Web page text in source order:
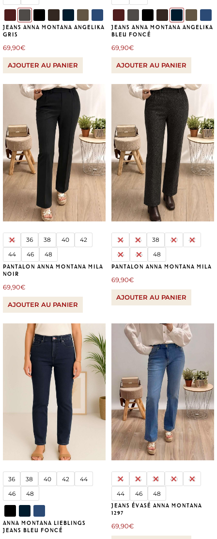
JEANS ANNA MONTANA ANGELIKA
GRIS
69,90€
AJOUTER AU PANIER
JEANS ANNA MONTANA ANGELIKA
BLEU FONCÉ
69,90€
AJOUTER AU PANIER
34 36 38 40
42
44
46 48
PANTALON ANNA MONTANA MILA
NOIR
69,90€
AJOUTER AU PANIER
34 36 38 40
42
44
46 48
PANTALON ANNA MONTANA MILA
69,90€
AJOUTER AU PANIER
36 38 40 42
44
46
48
ANNA MONTANA LIEBLINGS
JEANS BLEU FONCÉ
34 36 38 40
42
44
46 48
JEANS ÉVASÉ ANNA MONTANA
1297
69,90€